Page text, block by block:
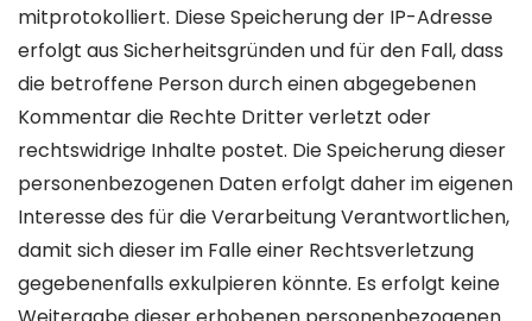
mitprotokolliert. Diese Speicherung der IP-Adresse
erfolgt aus Sicherheitsgründen und für den Fall, dass
die betroffene Person durch einen abgegebenen
Kommentar die Rechte Dritter verletzt oder
rechtswidrige Inhalte postet. Die Speicherung dieser
personenbezogenen Daten erfolgt daher im eigenen
Interesse des für die Verarbeitung Verantwortlichen,
damit sich dieser im Falle einer Rechtsverletzung
gegebenenfalls exkulpieren könnte. Es erfolgt keine